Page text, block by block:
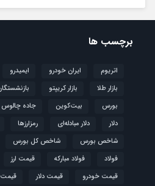
برچسب ها
اتریوم ایران خودرو ایمیدرو
بازار طلا
بازار کریپتو
بورس
بیت‌کوین جاده چالوس
دلار
دلار مبادله‌ای رمزارزها
شاخص بورس
شاخص کل بورس
فولاد
فولاد مبارکه قیمت ارز
قیمت خودرو
قیمت دلار
قیمت